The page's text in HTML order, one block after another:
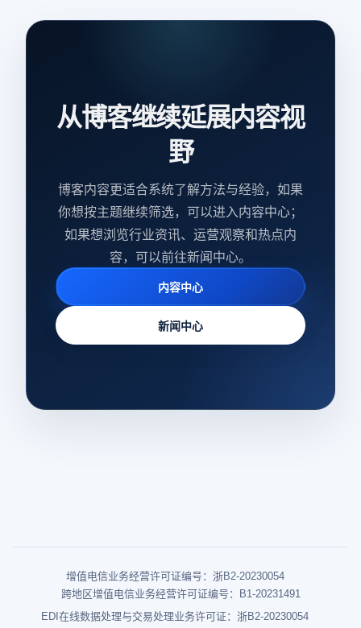
从博客继续延展内容视
野
博客内容更适合系统了解方法与经验，如果
你想按主题继续筛选，可以进入内容中心；
如果想浏览行业资讯、运营观察和热点内
容，可以前往新闻中心。
内容中心
新闻中心
增值电信业务经营许可证编号：浙B2-20230054
跨地区增值电信业务经营许可证编号：B1-20231491
EDI在线数据处理与交易处理业务许可证：浙B2-20230054